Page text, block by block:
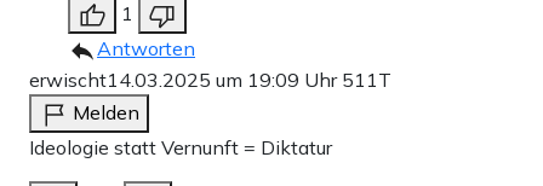
1
Antworten
erwischt14.03.2025 um 19:09 Uhr 511T
Melden
Ideologie statt Vernunft = Diktatur